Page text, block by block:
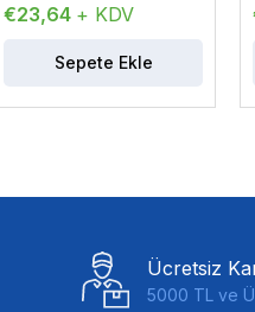
€23,64 + KDV
Sepete Ekle
Ücretsiz
5000 TL ve